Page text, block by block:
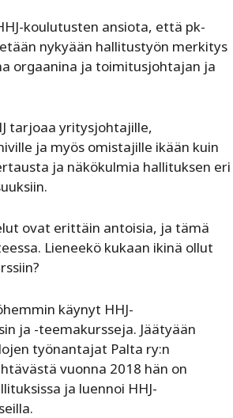
koulutusten ansiota, että pk-
nykyään hallitustyön merkitys
orgaanina ja toimitusjohtajan ja
tarjoaa yritysjohtajille,
ja myös omistajille ikään kuin
ja näkökulmia hallituksen eri
ovat erittäin antoisia, ja tämä
Lieneekö kukaan ikinä ollut
käynyt HHJ-
ja -teemakursseja. Jäätyään
työnantajat Palta ry:n
vuonna 2018 hän on
ja luennoi HHJ-